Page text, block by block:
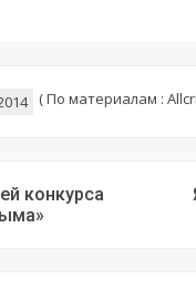
(По материалам :
конкурса